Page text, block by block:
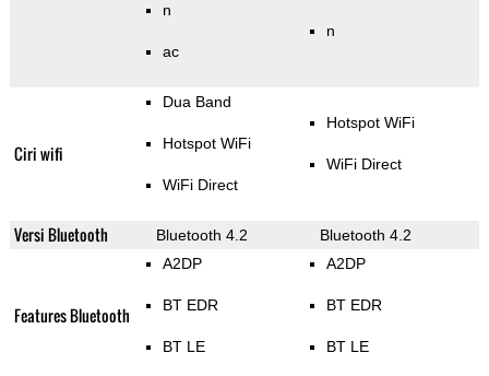
n
ac
n
Ciri wifi
Dua Band
Hotspot WiFi
WiFi Direct
Hotspot WiFi
WiFi Direct
Versi Bluetooth Bluetooth 4.2 Bluetooth 4.2
Features Bluetooth
A2DP
BT EDR
BT LE
A2DP
BT EDR
BT LE